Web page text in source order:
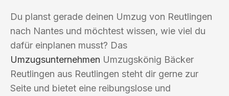
Du planst gerade deinen Umzug von Reutlingen
nach Nantes und möchtest wissen, wie viel du
dafür einplanen musst? Das
Umzugsunternehmen Umzugskönig Bäcker
Reutlingen aus Reutlingen steht dir gerne zur
Seite und bietet eine reibungslose und